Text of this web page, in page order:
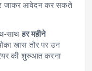
जाकर आवेदन कर सकते
साथहर महीने
खास तौर पर उन
की शुरुआत करना